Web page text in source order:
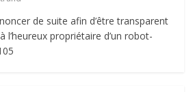
de suite afin d’être transparent
l’heureux propriétaire d’un robot-